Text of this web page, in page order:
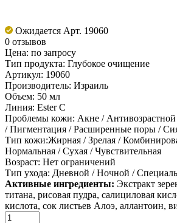
Ожидается Арт. 19060
0 отзывов
Цена: по запросу
Тип продукта: Глубокое очищение
Артикул: 19060
Производитель: Израиль
Объем: 50 мл
Линия: Ester C
Проблемы кожи: Акне /
/ Пигментация / Расширенные поры /
Тип кожи:Жирная / Зрелая /
Нормальная / Сухая / Чувствительная
Возраст: Нет ограничений
Тип ухода: Дневной / Ночной /
Активные ингредиенты: Экстракт
титана, рисовая пудра, салициловая
кислота, сок листьев Алоэ, аллантоин,